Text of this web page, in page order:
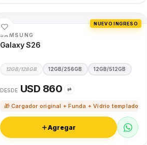
NUEVO INGRESO
SAMSUNG
Galaxy S26
12GB/128GB 12GB/256GB 12GB/512GB
DESDE USD 860 ⇄
🎁 Cargador original + Funda + Vidrio templado
Agregar